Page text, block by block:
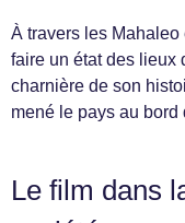
À travers les
faire un état des lieux
charnière de son
mené le pays au bord
Le film dans